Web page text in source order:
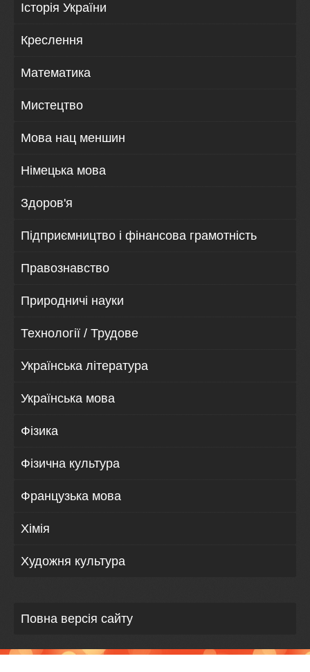
Історія України
Креслення
Математика
Мистецтво
Мова нац меншин
Німецька мова
Здоров'я
Підприємництво і фінансова грамотність
Правознавство
Природничі науки
Технології / Трудове
Українська література
Українська мова
Фізика
Фізична культура
Французька мова
Хімія
Художня культура
Повна версія сайту